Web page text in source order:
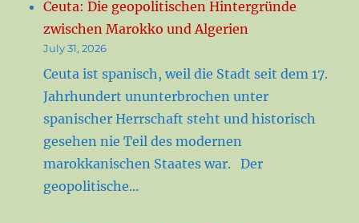
Ceuta: Die geopolitischen Hintergründe
zwischen Marokko und Algerien
July 31, 2026
Ceuta ist spanisch, weil die Stadt seit dem 17.
Jahrhundert ununterbrochen unter
spanischer Herrschaft steht und historisch
gesehen nie Teil des modernen
marokkanischen Staates war. Der
geopolitische...